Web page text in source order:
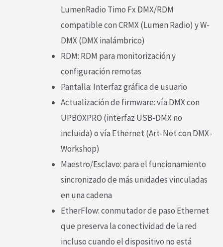
LumenRadio Timo Fx DMX/RDM
compatible con CRMX (Lumen Radio) y W-
DMX (DMX inalámbrico)
RDM: RDM para monitorización y
configuración remotas
Pantalla: Interfaz gráfica de usuario
Actualización de firmware: vía DMX con
UPBOXPRO (interfaz USB-DMX no
incluida) o vía Ethernet (Art-Net con DMX-
Workshop)
Maestro/Esclavo: para el funcionamiento
sincronizado de más unidades vinculadas
en una cadena
EtherFlow: conmutador de paso Ethernet
que preserva la conectividad de la red
incluso cuando el dispositivo no está